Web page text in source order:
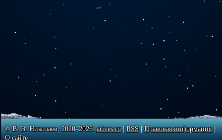
© В. В. Николаев, 2020–2026.arives.ru|RSS|Правовая информация|
О сайте